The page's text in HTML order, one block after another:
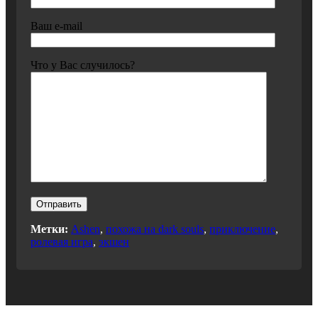
Ваш e-mail
Что у Вас случилось?
Метки: Ashen, похожа на dark souls, приключение,
ролевая игра, экшен